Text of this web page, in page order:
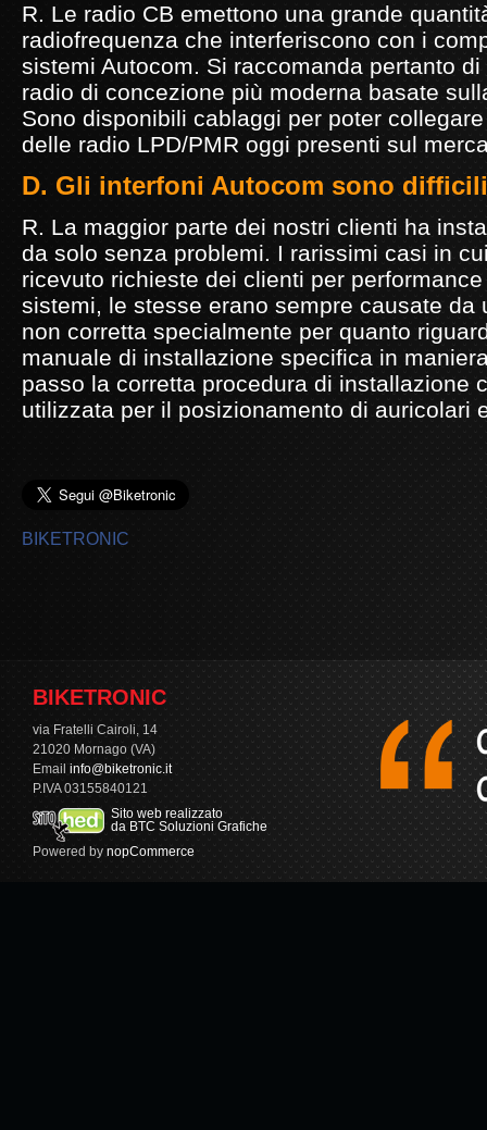
R. Le radio CB emettono una grande
radiofrequenza che interferiscono con i
sistemi Autocom. Si raccomanda pertanto
radio di concezione più moderna basate
Sono disponibili cablaggi per poter
delle radio LPD/PMR oggi presenti sul
D. Gli interfoni Autocom sono
R. La maggior parte dei nostri clienti ha
da solo senza problemi. I rarissimi casi in
ricevuto richieste dei clienti per
sistemi, le stesse erano sempre causate da
non corretta specialmente per quanto
manuale di installazione specifica in
passo la corretta procedura di installazione
utilizzata per il posizionamento di auricolari
BIKETRONIC
BIKETRONIC
via Fratelli Cairoli, 14
21020 Mornago (VA)
Email info@biketronic.it
P.IVA 03155840121
Sito web realizzato
da BTC Soluzioni Grafiche
Powered by nopCommerce